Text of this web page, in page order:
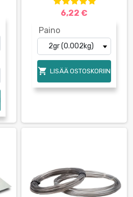
6,22 €
Paino
 LISÄÄ OSTOSKORIIN